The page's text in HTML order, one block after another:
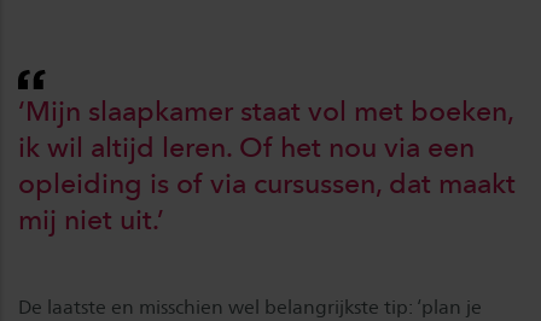
‘Mijn slaapkamer staat vol met boeken,
ik wil altijd leren. Of het nou via een
opleiding is of via cursussen, dat maakt
mij niet uit.’
De laatste en misschien wel belangrijkste tip: ‘plan je